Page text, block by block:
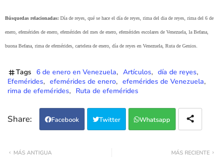
Búsquedas relacionadas: Día de reyes, qué se hace el día de reyes, rima del dia de reyes, rima del 6 de
enero, efemérides de enero, efemérides del mes de enero, efemérides escolares de Venezuela, la Befana,
buona Befana, rima de efemérides, cartelera de enero, día de reyes en Venezuela, Ruta de Genios.
Tags 6 de enero en Venezuela Artículos
día de reyes
Efemérides
efemérides de enero
efemérides de Venezuela
rima de efemérides
Ruta de efemérides
Facebook Twitter Whatsapp
MÁS RECIENTE
MÁS ANTIGUA